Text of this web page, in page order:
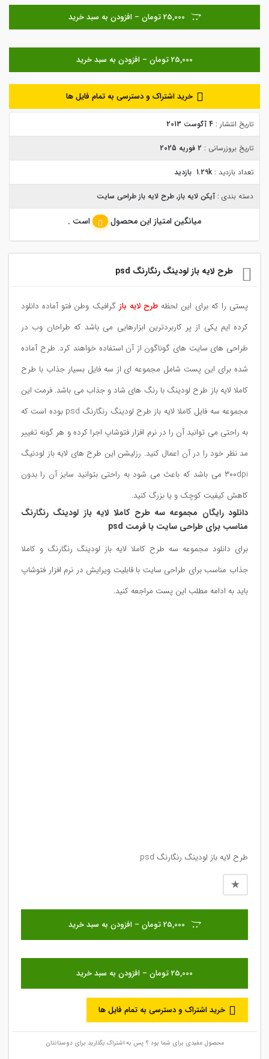
25,000 تومان – افزودن به سبد خرید
خرید اشتراک و دسترسی به تمام فایل ها
تاریخ انتشار : 4 آگوست 2013
تاریخ بروزرسانی : 2 فوریه 2025
تعداد بازدید : 1.29k بازدید
دسته بندی : آیکن لایه باز, طرح لایه باز طراحی سایت
میانگین امتیاز این محصول است .
طرح لایه باز لودینگ رنگارنگ psd
پستی را که برای این لحظه طرح لایه باز گرافیک وطن فتو آماده دانلود
کرده ایم یکی از پر کاربردترین ابزارهایی می باشد که طراحان وب در
طراحی های سایت های گوناگون از آن استفاده خواهند کرد. طرح آماده
شده برای این پست شامل مجموعه ای از سه فایل بسیار جذاب با طرح
کاملا لایه باز طرح لودینگ با رنگ های شاد و جذاب می باشد. فرمت این
مجموعه سه فایل کاملا لایه باز طرح لودینگ رنگارنگ psd بوده است که
به راحتی می توانید آن را در نرم افزار فتوشاپ اجرا کرده و هر گونه تغییر
مد نظر خود را در آن اعمال کنید. رزلیشن این طرح های لایه باز لودنیگ
۳۰۰dpi می باشد که باعث می شود به راحتی بتوانید سایز آن را بدون
کاهش کیفیت کوچک و یا بزرگ کنید.
دانلود رایگان مجموعه سه طرح کاملا لایه باز لودینگ رنگارنگ
مناسب برای طراحی سایت با فرمت psd
برای دانلود مجموعه سه طرح کاملا لایه باز لودینگ رنگارنگ و کاملا
جذاب مناسب برای طراحی سایت با قابلیت ویرایش در نرم افزار فتوشاپ
باید به ادامه مطلب این پست مراجعه کنید.
طرح لایه باز لودینگ رنگارنگ psd
25,000 تومان – افزودن به سبد خرید
خرید اشتراک و دسترسی به تمام فایل ها
محصول مفیدی برای شما بود ؟ پس به اشتراک بگذارید برای دوستانتان